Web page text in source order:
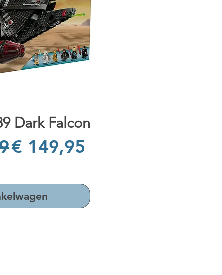
overzichtDark Falcon
prijs
Verkoopprijs
€ 149,95